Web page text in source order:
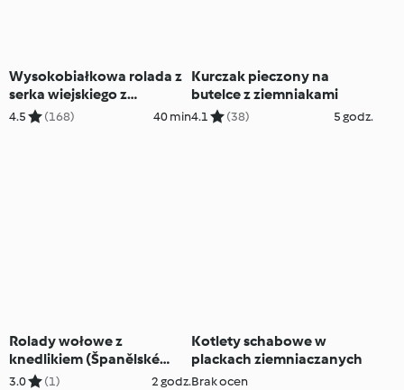
Wysokobiałkowa rolada z
serka wiejskiego z
indykiem i pieczarkami
4.5 (168) 40 min
Kurczak pieczony na
butelce z ziemniakami
4.1 (38) 5 godz.
Rolady wołowe z
knedlikiem (Španělské
ptáčky)
3.0 (1) 2 godz.
Kotlety schabowe w
plackach ziemniaczanych
Brak ocen